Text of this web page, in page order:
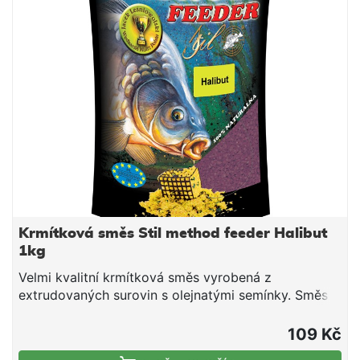
dovlhčujeme. Po vsáknutí a vzniku vhodné
konzistence plníme do krmítek.
Krmítková směs Stil method feeder Halibut
1kg
Velmi kvalitní krmítková směs vyrobená z
extrudovaných surovin s olejnatými semínky. Směs
se o směs tepelně upravených obilovin a olejnatin,
doplněnou o živočišné moučky a atraktivní aroma.
109 Kč